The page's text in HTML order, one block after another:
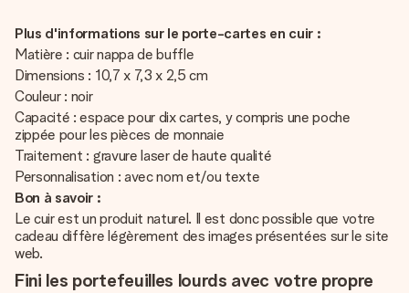
Plus d'informations sur le porte-cartes en cuir :
Matière : cuir nappa de buffle
Dimensions : 10,7 x 7,3 x 2,5 cm
Couleur : noir
Capacité : espace pour dix cartes, y compris une poche
zippée pour les pièces de monnaie
Traitement : gravure laser de haute qualité
Personnalisation : avec nom et/ou texte
Bon à savoir :
Le cuir est un produit naturel. Il est donc possible que votre
cadeau diffère légèrement des images présentées sur le site
web.
Fini les portefeuilles lourds avec votre propre